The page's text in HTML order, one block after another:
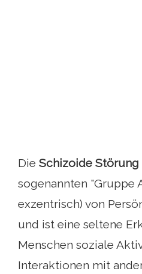
Die Schizoide Störung
sogenannten "Gruppe
exzentrisch) von
und ist eine seltene
Menschen soziale
Interaktionen mit